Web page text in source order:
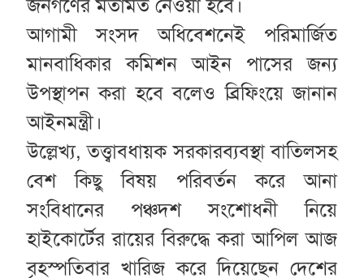
জনগণের মতামত নেওয়া হবে।
আগামী সংসদ অধিবেশনেই পরিমার্জিত
মানবাধিকার কমিশন আইন পাসের জন্য
উপস্থাপন করা হবে বলেও ব্রিফিংয়ে জানান
আইনমন্ত্রী।
উল্লেখ্য, তত্ত্বাবধায়ক সরকারব্যবস্থা বাতিলসহ
বেশ কিছু বিষয় পরিবর্তন করে আনা
সংবিধানের পঞ্চদশ সংশোধনী নিয়ে
হাইকোর্টের রায়ের বিরুদ্ধে করা আপিল আজ
বৃহস্পতিবার খারিজ করে দিয়েছেন দেশের